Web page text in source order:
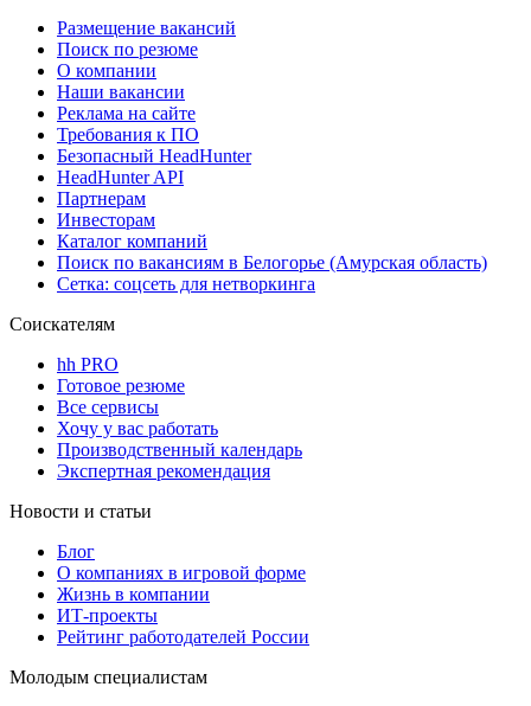
Размещение вакансий
Поиск по резюме
О компании
Наши вакансии
Реклама на сайте
Требования к ПО
Безопасный HeadHunter
HeadHunter API
Партнерам
Инвесторам
Каталог компаний
Поиск по вакансиям в Белогорье (Амурская область)
Сетка: соцсеть для нетворкинга
Соискателям
hh PRO
Готовое резюме
Все сервисы
Хочу у вас работать
Производственный календарь
Экспертная рекомендация
Новости и статьи
Блог
О компаниях в игровой форме
Жизнь в компании
ИТ-проекты
Рейтинг работодателей России
Молодым специалистам